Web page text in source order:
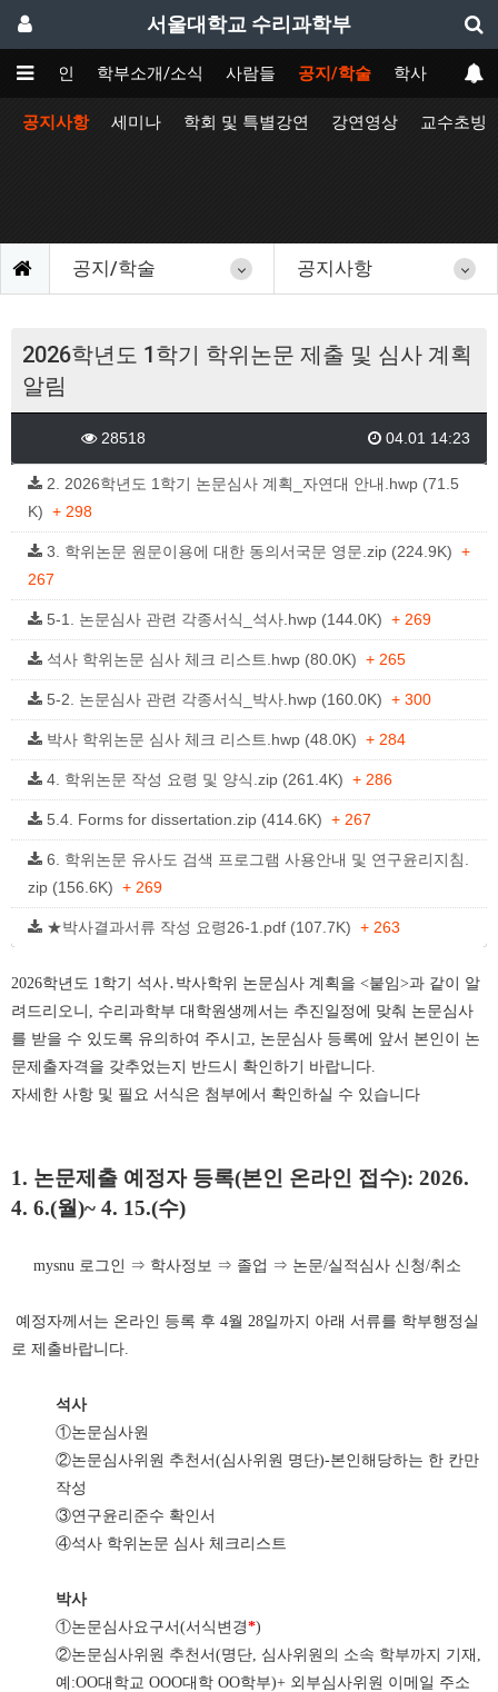
서울대학교 수리과학부
메인 학부소개/소식 사람들 공지/학술 학사
공지사항 세미나 학회 및 특별강연 강연영상 교수초빙
공지/학술 공지사항
2026학년도 1학기 학위논문 제출 및 심사 계획
알림
28518 04.01 14:23
2. 2026학년도 1학기 논문심사 계획_자연대 안내.hwp (71.5
K) + 298
3. 학위논문 원문이용에 대한 동의서국문 영문.zip (224.9K) +
267
5-1. 논문심사 관련 각종서식_석사.hwp (144.0K) + 269
석사 학위논문 심사 체크 리스트.hwp (80.0K) + 265
5-2. 논문심사 관련 각종서식_박사.hwp (160.0K) + 300
박사 학위논문 심사 체크 리스트.hwp (48.0K) + 284
4. 학위논문 작성 요령 및 양식.zip (261.4K) + 286
5.4. Forms for dissertation.zip (414.6K) + 267
6. 학위논문 유사도 검색 프로그램 사용안내 및 연구윤리지침.
zip (156.6K) + 269
★박사결과서류 작성 요령26-1.pdf (107.7K) + 263
2026학년도 1학기 석사․박사학위 논문심사 계획을 <붙임>과 같이 알
려드리오니, 수리과학부 대학원생께서는 추진일정에 맞춰 논문심사
를 받을 수 있도록 유의하여 주시고, 논문심사 등록에 앞서 본인이 논
문제출자격을 갖추었는지 반드시 확인하기 바랍니다.
자세한 사항 및 필요 서식은 첨부에서 확인하실 수 있습니다
1. 논문제출 예정자 등록(본인 온라인 접수): 2026.
4. 6.(월)~ 4. 15.(수)
mysnu 로그인 ⇒ 학사정보 ⇒ 졸업 ⇒ 논문/실적심사 신청/취소
예정자께서는 온라인 등록 후 4월 28일까지 아래 서류를 학부행정실
로 제출바랍니다.
석사
①논문심사원
②논문심사위원 추천서(심사위원 명단)-본인해당하는 한 칸만
작성
③연구윤리준수 확인서
④석사 학위논문 심사 체크리스트
박사
①논문심사요구서(서식변경*)
②논문심사위원 추천서(명단, 심사위원의 소속 학부까지 기재,
예:OO대학교 OOO대학 OO학부)+ 외부심사위원 이메일 주소